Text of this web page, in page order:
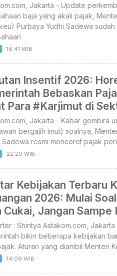
Jakarta - Update
baja yang akali pajak,
Purbaya Yudhi Sadewa
16:41 WIB
Insentif 2026:
Bebaskan
Para #Karjimut di
Jakarta - Kabar gembira
bergajih imut) soalnya,
Sadewa resmi mencoret pajak
22:20 WIB
Kebijakan Terbaru
2026: Mulai
Cukai, Jangan Sampe
: Shintya Astakom.com,
bikin beberapa kebijakan
Aturan yang diambil Menteri
14:09 WIB